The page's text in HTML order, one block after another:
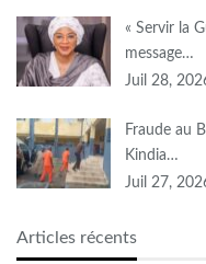
« Servir la
message…
Juil 28,
Fraude au
Kindia…
Juil 27,
Articles récents